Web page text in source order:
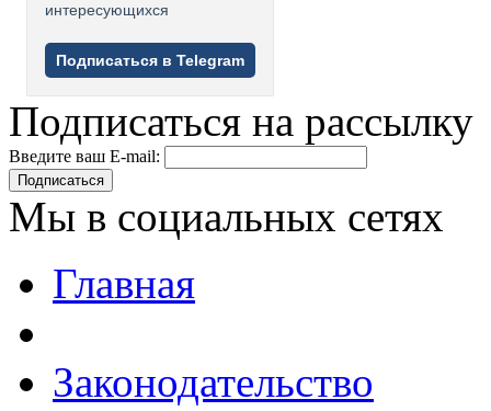
интересующихся
Подписаться в Telegram
Подписаться на рассылку
Введите ваш E-mail:
Подписаться
Мы в социальных сетях
Главная
Законодательство